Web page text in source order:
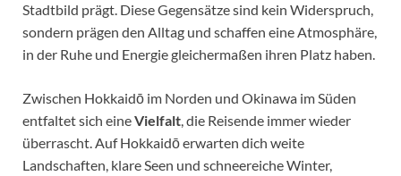
Stadtbild prägt. Diese Gegensätze sind kein Widerspruch,
sondern prägen den Alltag und schaffen eine Atmosphäre,
in der Ruhe und Energie gleichermaßen ihren Platz haben.
Zwischen Hokkaidō im Norden und Okinawa im Süden
entfaltet sich eineVielfalt, die Reisende immer wieder
überrascht. Auf Hokkaidō erwarten dich weite
Landschaften, klare Seen und schneereiche Winter,